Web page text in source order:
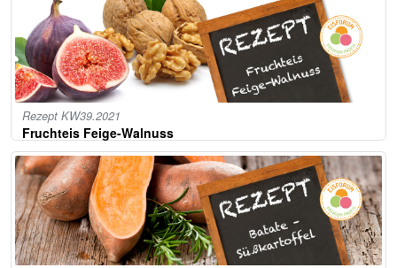
Rezept KW39.2021
Fruchteis Feige-Walnuss